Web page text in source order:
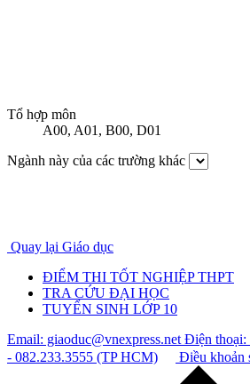
Tổ hợp môn
A00, A01, B00, D01
Ngành này của các trường khác
Quay lại Giáo dục
ĐIỂM THI TỐT NGHIỆP THPT
TRA CỨU ĐẠI HỌC
TUYỂN SINH LỚP 10
Email: giaoduc@vnexpress.netĐiện thoại:
- 082.233.3555 (TP HCM)
Điều khoản